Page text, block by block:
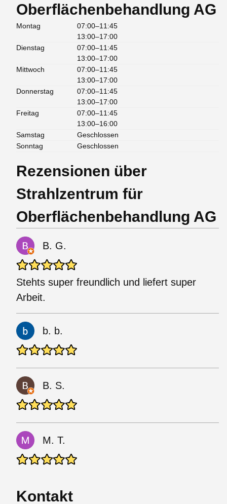
Oberflächenbehandlung AG
Montag
07:00–11:45
13:00–17:00
Dienstag
07:00–11:45
13:00–17:00
Mittwoch
07:00–11:45
13:00–17:00
Donnerstag
07:00–11:45
13:00–17:00
Freitag
07:00–11:45
13:00–16:00
Samstag
Geschlossen
Sonntag
Geschlossen
Rezensionen über
Strahlzentrum für
Oberflächenbehandlung AG
B. G.
Stehts super freundlich und liefert super
Arbeit.
b. b.
B. S.
M. T.
Kontakt